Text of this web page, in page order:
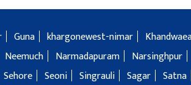
Guna khargonewest-nimar
Neemuch Narmadapuram Narsinghpur
Sehore Seoni Singrauli Sagar Satna